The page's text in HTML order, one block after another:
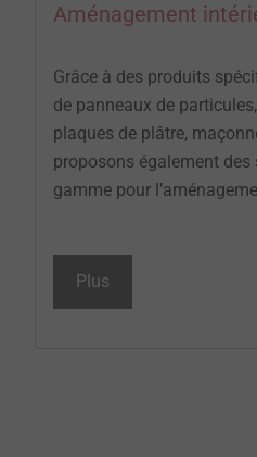
Aménagement
Grâce à des produits
de panneaux de
plaques de plâtre,
proposons également
gamme pour
Plus